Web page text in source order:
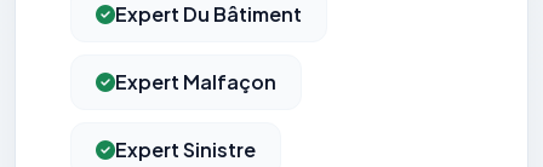
Expert Du Bâtiment
Expert Malfaçon
Expert Sinistre